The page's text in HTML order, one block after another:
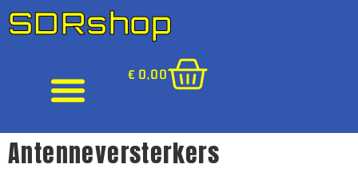
SDRshop
€ 0,00
Antenneversterkers